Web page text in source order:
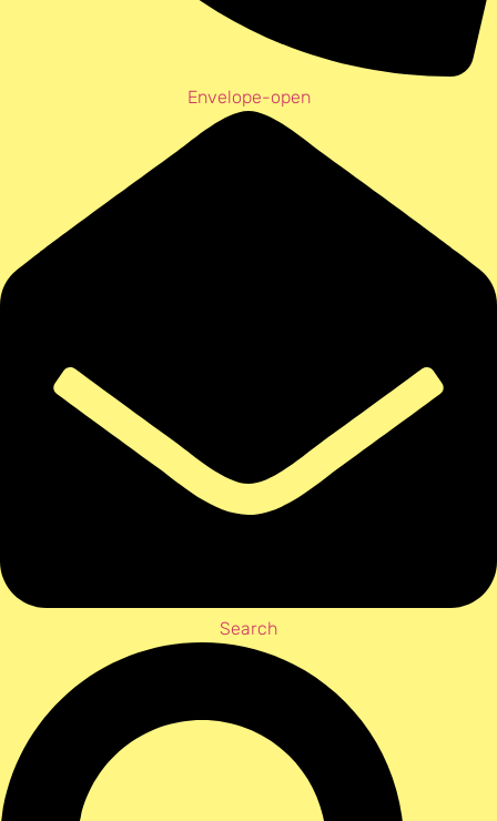
Envelope-open
Search